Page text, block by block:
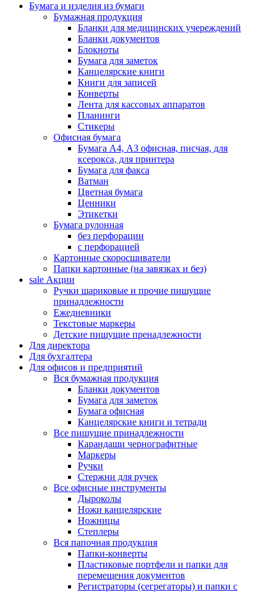
Бумага и изделия из бумаги
Бумажная продукция
Бланки для медицинских учереждений
Бланки документов
Блокноты
Бумага для заметок
Канцелярские книги
Книги для записей
Конверты
Лента для кассовых аппаратов
Планинги
Стикеры
Офисная бумага
Бумага А4, А3 офисная, писчая, для
ксерокса, для принтера
Бумага для факса
Ватман
Цветная бумага
Ценники
Этикетки
Бумага рулонная
без перфорации
с перфорацией
Картонные скоросшиватели
Папки картонные (на завязках и без)
sale Акции
Ручки шариковые и прочие пишущие
принадлежности
Ежедневники
Текстовые маркеры
Детские пишущие пренадлежности
Для директора
Для бухгалтера
Для офисов и предприятий
Вся бумажная продукция
Бланки документов
Бумага для заметок
Бумага офисная
Канцелярские книги и тетради
Все пишущие принадлежности
Карандаши чернографитные
Маркеры
Ручки
Стержни для ручек
Все офисные инструменты
Дыроколы
Ножи канцелярские
Ножницы
Степлеры
Вся папочная продукция
Папки-конверты
Пластиковые портфели и папки для
перемещения документов
Регистраторы (сегрегаторы) и папки с